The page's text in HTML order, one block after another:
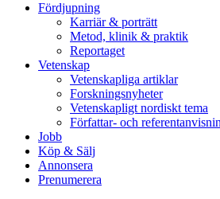
Fördjupning
Karriär & porträtt
Metod, klinik & praktik
Reportaget
Vetenskap
Vetenskapliga artiklar
Forskningsnyheter
Vetenskapligt nordiskt tema
Författar- och
Jobb
Köp & Sälj
Annonsera
Prenumerera